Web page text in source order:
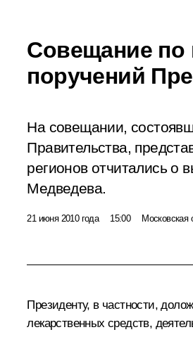
Совещание по
поручений
На совещании,
Правительства,
регионов отчитались о
Медведева.
21 июня 2010 года 15:00 Московская
Президенту, в частности,
лекарственных средств,